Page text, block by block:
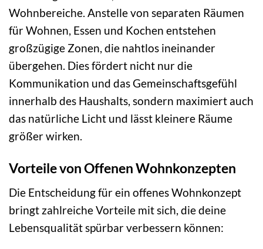
Wohnbereiche. Anstelle von separaten Räumen
für Wohnen, Essen und Kochen entstehen
großzügige Zonen, die nahtlos ineinander
übergehen. Dies fördert nicht nur die
Kommunikation und das Gemeinschaftsgefühl
innerhalb des Haushalts, sondern maximiert auch
das natürliche Licht und lässt kleinere Räume
größer wirken.
Vorteile von Offenen Wohnkonzepten
Die Entscheidung für ein offenes Wohnkonzept
bringt zahlreiche Vorteile mit sich, die deine
Lebensqualität spürbar verbessern können: